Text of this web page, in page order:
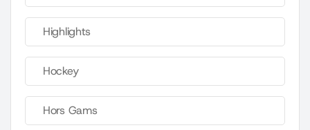
Highlights
Hockey
Hors Gams